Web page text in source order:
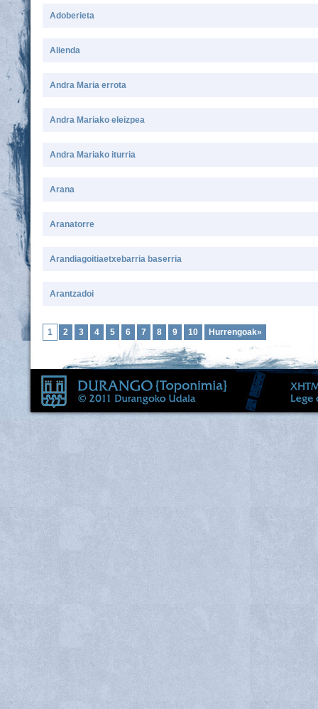
Adoberieta
Alienda
Andra Maria errota
Andra Mariako eleizpea
Andra Mariako iturria
Arana
Aranatorre
Arandiagoitiaetxebarria baserria
Arantzadoi
1 2 3 4 5 6 7 8 9 10 Hurrengoak»